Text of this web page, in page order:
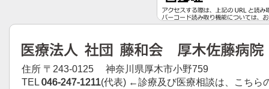
2026/01/09
広報・
その他
タ
2025/12/10
広報・
その他
看
住所 〒243-0125 神奈川県厚木市小野759
TEL 046-247-1211(代表) ←診療及び医療相談は、こちら